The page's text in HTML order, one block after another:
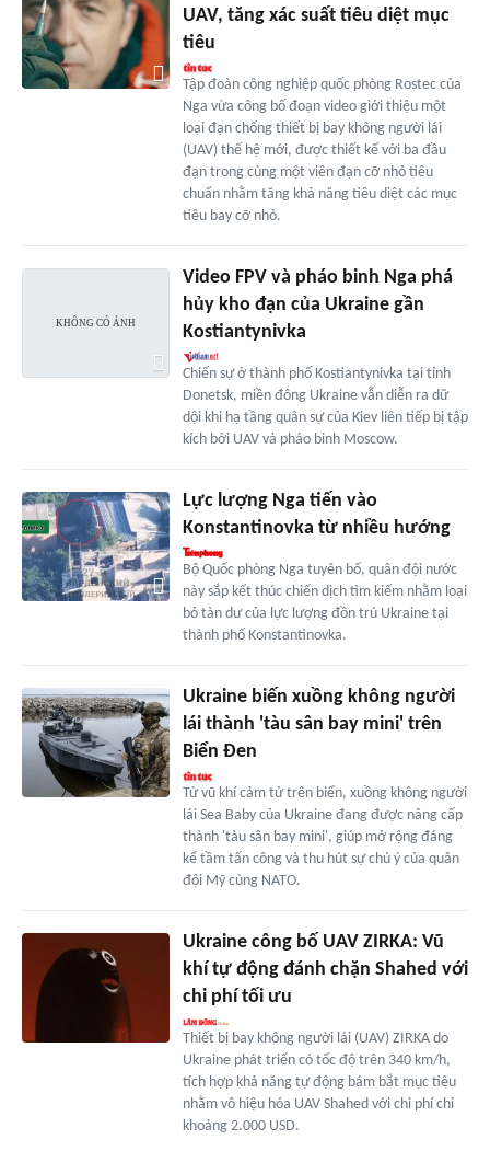
UAV, tăng xác suất tiêu diệt mục
tiêu
Tập đoàn công nghiệp quốc phòng Rostec của
Nga vừa công bố đoạn video giới thiệu một
loại đạn chống thiết bị bay không người lái
(UAV) thế hệ mới, được thiết kế với ba đầu
đạn trong cùng một viên đạn cỡ nhỏ tiêu
chuẩn nhằm tăng khả năng tiêu diệt các mục
tiêu bay cỡ nhỏ.
Video FPV và pháo binh Nga phá
hủy kho đạn của Ukraine gần
Kostiantynivka
Chiến sự ở thành phố Kostiantynivka tại tỉnh
Donetsk, miền đông Ukraine vẫn diễn ra dữ
dội khi hạ tầng quân sự của Kiev liên tiếp bị tập
kích bởi UAV và pháo binh Moscow.
Lực lượng Nga tiến vào
Konstantinovka từ nhiều hướng
Bộ Quốc phòng Nga tuyên bố, quân đội nước
này sắp kết thúc chiến dịch tìm kiếm nhằm loại
bỏ tàn dư của lực lượng đồn trú Ukraine tại
thành phố Konstantinovka.
Ukraine biến xuồng không người
lái thành 'tàu sân bay mini' trên
Biển Đen
Từ vũ khí cảm tử trên biển, xuồng không người
lái Sea Baby của Ukraine đang được nâng cấp
thành 'tàu sân bay mini', giúp mở rộng đáng
kể tầm tấn công và thu hút sự chú ý của quân
đội Mỹ cùng NATO.
Ukraine công bố UAV ZIRKA: Vũ
khí tự động đánh chặn Shahed với
chi phí tối ưu
Thiết bị bay không người lái (UAV) ZIRKA do
Ukraine phát triển có tốc độ trên 340 km/h,
tích hợp khả năng tự động bám bắt mục tiêu
nhằm vô hiệu hóa UAV Shahed với chi phí chỉ
khoảng 2.000 USD.